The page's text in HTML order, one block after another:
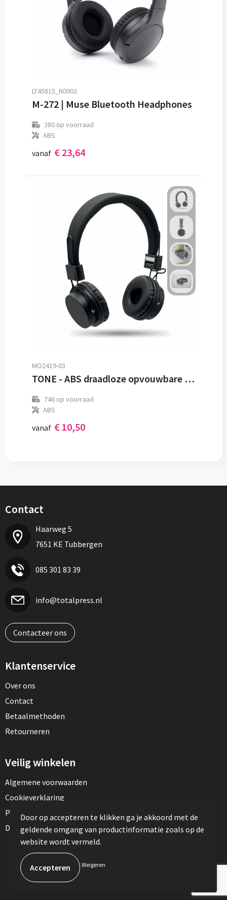
LT45815_N0002
M-272 | Muse Bluetooth Headphones
380op voorraad
ABS
vanaf € 23,64
MO2419-03
TONE - ABS draadloze opvouwbare koptel
746op voorraad
ABS
vanaf € 10,50
Contact
Haarweg 5
7651 KE Tubbergen
085 301 83 39
info@totalpress.nl
Contacteer ons
Klantenservice
Over ons
Contact
Betaalmethoden
Retourneren
Veilig winkelen
Algemene voorwaarden
Cookieverklaring
Privacyverklaring
Disclaimer
© Copyright TotalPress 2023
Door op accepteren te klikken ga je akkoord met de
geldende omgang van productinformatie zoals op de
website wordt vermeld.
Weigeren